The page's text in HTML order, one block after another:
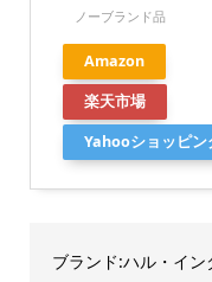
ノーブランド品
Amazon
楽天市場
Yahooショッピン
ブランド:ハル・イン